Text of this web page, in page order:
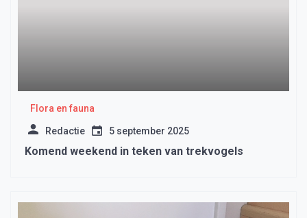
Flora en fauna
Redactie 5 september 2025
Komend weekend in teken van trekvogels